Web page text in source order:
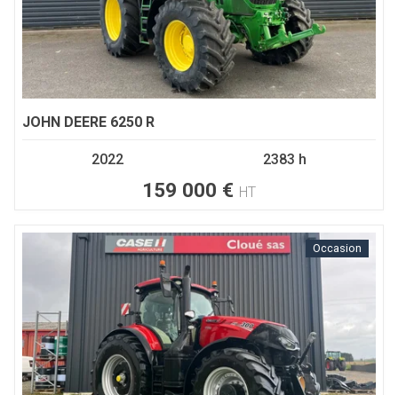
JOHN DEERE 6250 R
2022 2383 h
159 000 € HT
Occasion